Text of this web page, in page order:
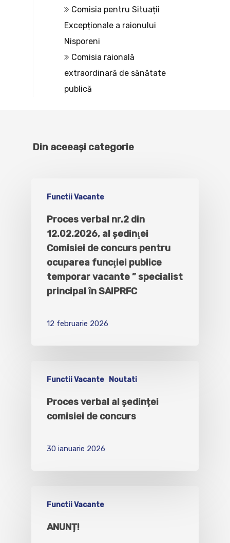
Comisia pentru Situații
Excepționale a raionului
Nisporeni
Comisia raională
extraordinară de sănătate
publică
Din aceeași categorie
Functii Vacante
Proces verbal nr.2 din
12.02.2026, al şedinţei
Comisiei de concurs pentru
ocuparea funcţiei publice
temporar vacante ” specialist
principal în SAIPRFC
12 februarie 2026
Functii Vacante Noutati
Proces verbal al ședinței
comisiei de concurs
30 ianuarie 2026
Functii Vacante
ANUNȚ!